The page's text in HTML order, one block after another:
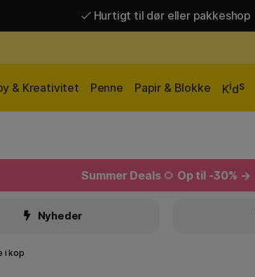
Hurtigt til dør eller pakkeshop
& Kreativitet Penne Papir & Blokke Kids
Summer Deals 🌻 Op til -30% →
Nyheder
i kop